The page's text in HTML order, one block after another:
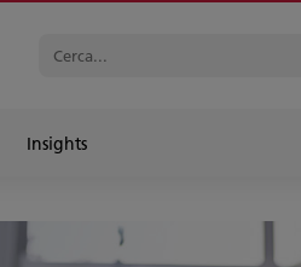
Insights